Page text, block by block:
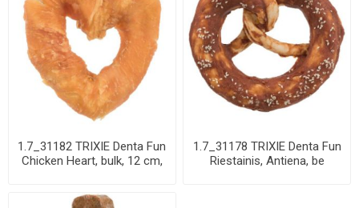
1.7_31182 TRIXIE Denta Fun
Chicken Heart, bulk, 12 cm,
1.7_31178 TRIXIE Denta Fun
Riestainis, Antiena, be